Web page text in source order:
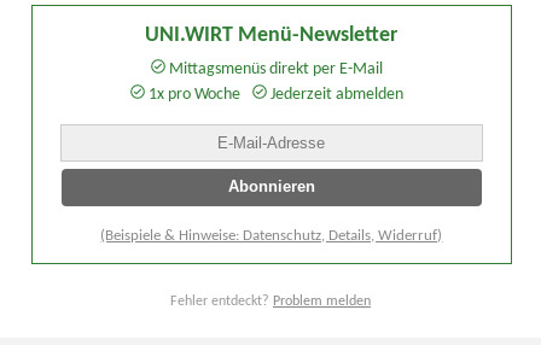
UNI.WIRT Menü-Newsletter
Mittagsmenüs direkt per E-Mail
1x pro Woche
Jederzeit abmelden
(Beispiele & Hinweise: Datenschutz, Details, Widerruf)
Fehler entdeckt? Problem melden